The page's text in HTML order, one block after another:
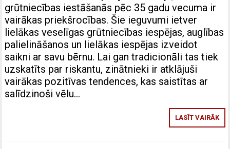
grūtniecības iestāšanās pēc 35 gadu vecuma ir
vairākas priekšrocības. Šie ieguvumi ietver
lielākas veselīgas grūtniecības iespējas, auglības
palielināšanos un lielākas iespējas izveidot
saikni ar savu bērnu. Lai gan tradicionāli tas tiek
uzskatīts par riskantu, zinātnieki ir atklājuši
vairākas pozitīvas tendences, kas saistītas ar
salīdzinoši vēlu…
LASĪT VAIRĀK